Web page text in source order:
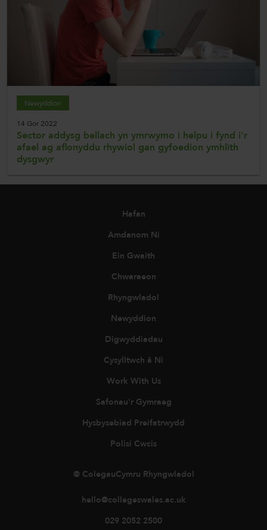
Newyddion
14 Gor 2022
Sector addysg bellach yn ymrwymo i helpu i fynd i'r
afael ag aflonyddu rhywiol gan gyfoedion ymhlith
dysgwyr
Hafan
Amdanom Ni
Ein Gwaith
Chwaraeon
Rhyngwladol
Newyddion
Digwyddiadau
Cysylltwch â Ni
Work With Us
Safonau'r Gymraeg
Hysbysebiad Preifatrwydd
Polisi Cwcis
© ColegauCymru Rhyngwladol
hello@collegeswales.ac.uk
029 2052 2500